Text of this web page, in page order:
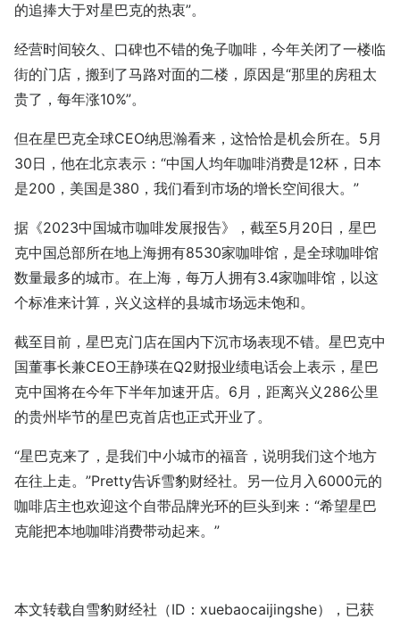
的追捧大于对星巴克的热衷”。
经营时间较久、口碑也不错的兔子咖啡，今年关闭了一楼临
街的门店，搬到了马路对面的二楼，原因是“那里的房租太
贵了，每年涨10%”。
但在星巴克全球CEO纳思瀚看来，这恰恰是机会所在。5月
30日，他在北京表示：“中国人均年咖啡消费是12杯，日本
是200，美国是380，我们看到市场的增长空间很大。”
据《2023中国城市咖啡发展报告》，截至5月20日，星巴
克中国总部所在地上海拥有8530家咖啡馆，是全球咖啡馆
数量最多的城市。在上海，每万人拥有3.4家咖啡馆，以这
个标准来计算，兴义这样的县城市场远未饱和。
截至目前，星巴克门店在国内下沉市场表现不错。星巴克中
国董事长兼CEO王静瑛在Q2财报业绩电话会上表示，星巴
克中国将在今年下半年加速开店。6月，距离兴义286公里
的贵州毕节的星巴克首店也正式开业了。
“星巴克来了，是我们中小城市的福音，说明我们这个地方
在往上走。”Pretty告诉雪豹财经社。另一位月入6000元的
咖啡店主也欢迎这个自带品牌光环的巨头到来：“希望星巴
克能把本地咖啡消费带动起来。”
本文转载自雪豹财经社（ID：xuebaocaijingshe），已获